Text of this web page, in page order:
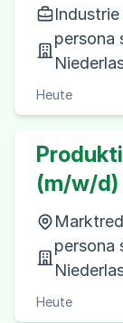
persona
Heute
(m/w/d)
persona
Heute